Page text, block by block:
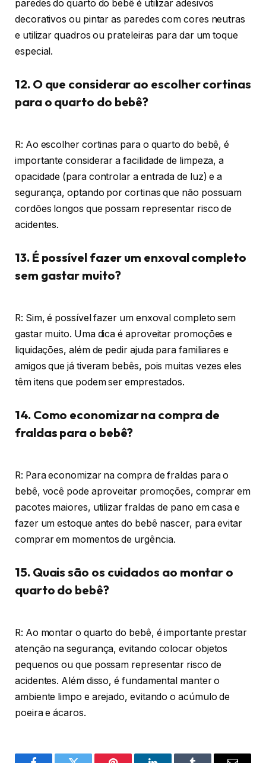
paredes do quarto do bebê é utilizar adesivos
decorativos ou pintar as paredes com cores neutras
e utilizar quadros ou prateleiras para dar um toque
especial.
12. O que considerar ao escolher cortinas
para o quarto do bebê?
R: Ao escolher cortinas para o quarto do bebê, é
importante considerar a facilidade de limpeza, a
opacidade (para controlar a entrada de luz) e a
segurança, optando por cortinas que não possuam
cordões longos que possam representar risco de
acidentes.
13. É possível fazer um enxoval completo
sem gastar muito?
R: Sim, é possível fazer um enxoval completo sem
gastar muito. Uma dica é aproveitar promoções e
liquidações, além de pedir ajuda para familiares e
amigos que já tiveram bebês, pois muitas vezes eles
têm itens que podem ser emprestados.
14. Como economizar na compra de
fraldas para o bebê?
R: Para economizar na compra de fraldas para o
bebê, você pode aproveitar promoções, comprar em
pacotes maiores, utilizar fraldas de pano em casa e
fazer um estoque antes do bebê nascer, para evitar
comprar em momentos de urgência.
15. Quais são os cuidados ao montar o
quarto do bebê?
R: Ao montar o quarto do bebê, é importante prestar
atenção na segurança, evitando colocar objetos
pequenos ou que possam representar risco de
acidentes. Além disso, é fundamental manter o
ambiente limpo e arejado, evitando o acúmulo de
poeira e ácaros.